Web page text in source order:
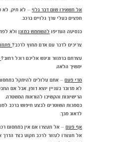
אל תשאירו שום דבר גלוי– לא תיק, לא
חפצים בעלי ערך גלויים ברכב.
בנסיעה העדיפו להשתמש במזגןולא
צריכים לדבר עם אדם מחוץ לרכב?
עצרתם ברמזור וניגש אליכם רוכל רחוב?
ימשיך הלאה.
מדי פעם– אתם עלולים להיתקל
לא מדובר בעניין יוצא דופן, אבל אם
הרישיונות והקשיבו להוראות המשטרה.
בסמכות השוטרים לבצע חיפוש ברכב
לדאוג מכך.
אף פעם– אל תעצרו אם אין במחסום
אל תעצרו לעזור לרכב תקוע בצד הדרך